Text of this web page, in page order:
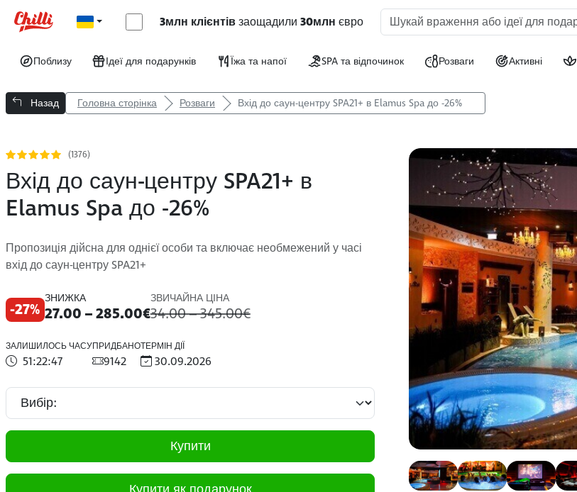
3млн клієнтівзаощадили 30млн євро
Поблизу Ідеї для подарунків Їжа та напої SPA та відпочинок Розваги Активні
Назад Головна сторінка Розваги Вхід до саун-центру SPA21+ в Elamus Spa до -26%
(1376)
Вхід до саун-центру SPA21+ в
Elamus Spa до -26%
Пропозиція дійсна для однієї особи та включає необмежений у часі
вхід до саун-центру SPA21+
-27%
ЗНИЖКА
27.00 – 285.00€
ЗВИЧАЙНА ЦІНА
34.00 – 345.00€
ЗАЛИШИЛОСЬ ЧАСУ
51:22:46
ПРИДБАНО
9142
ТЕРМІН ДІЇ
30.09.2026
Купити